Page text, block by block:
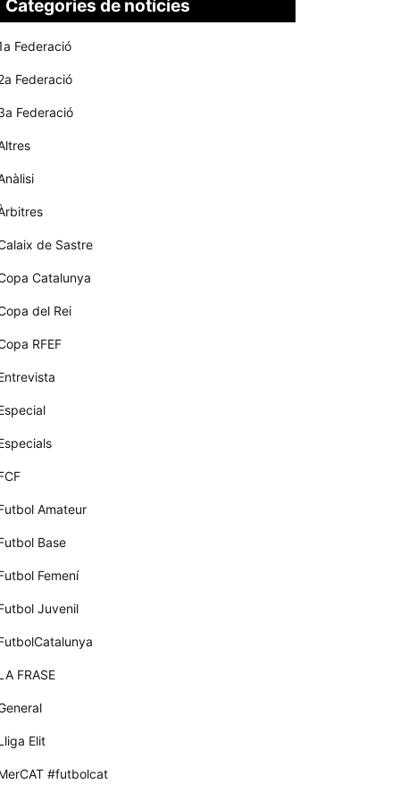
Categories de notícies
Federació
Federació
Federació
de Sastre
Catalunya
del Rei
RFEF
Amateur
Base
Femení
Juvenil
FRASE
Elit
#futbolcat